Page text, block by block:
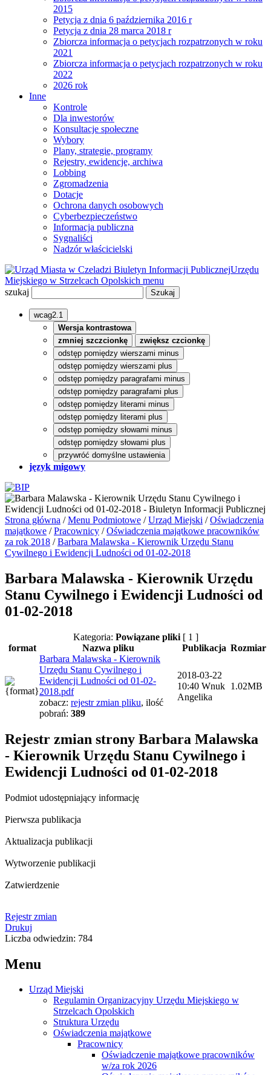
2015
Petycja z dnia 6 października 2016 r
Petycja z dnia 28 marca 2018 r
Zbiorcza informacja o petycjach rozpatrzonych w roku
2021
Zbiorcza informacja o petycjach rozpatrzonych w roku
2022
2026 rok
Inne
Kontrole
Dla inwestorów
Konsultacje społeczne
Wybory
Plany, strategie, programy
Rejestry, ewidencje, archiwa
Lobbing
Zgromadzenia
Dotacje
Ochrona danych osobowych
Cyberbezpieczeństwo
Informacja publiczna
Sygnaliści
Nadzór właścicielski
Biuletyn Informacji PublicznejUrzędu
Miejskiego w Strzelcach Opolskich menu
szukaj
wcag2.1
Wersja kontrastowa
zmniej szczcionkę
zwiększ czcionkę
odstęp pomiędzy wierszami minus
odstęp pomiędzy wierszami plus
odstęp pomiędzy paragrafami minus
odstęp pomiędzy paragrafami plus
odstęp pomiędzy literami minus
odstęp pomiędzy literami plus
odstęp pomiędzy słowami minus
odstęp pomiędzy słowami plus
przywróć domyślne ustawienia
język migowy
Strona główna /Menu Podmiotowe /Urząd Miejski /Oświadczenia
majątkowe /Pracownicy /Oświadczenia majątkowe pracowników
za rok 2018 /Barbara Malawska - Kierownik Urzędu Stanu
Cywilnego i Ewidencji Ludności od 01-02-2018
Barbara Malawska - Kierownik Urzędu
Stanu Cywilnego i Ewidencji Ludności od
01-02-2018
Kategoria: Powiązane pliki[ 1 ]
format
Nazwa pliku Publikacja Rozmiar
Barbara Malawska - Kierownik
Urzędu Stanu Cywilnego i
Ewidencji Ludności od 01-02-
2018.pdf
zobacz: rejestr zmian pliku, ilość
pobrań: 389
2018-03-22
10:40 Wnuk
Angelika
1.02MB
Rejestr zmian strony Barbara Malawska
- Kierownik Urzędu Stanu Cywilnego i
Ewidencji Ludności od 01-02-2018
Podmiot udostępniający informację
Pierwsza publikacja
Aktualizacja publikacji
Wytworzenie publikacji
Zatwierdzenie
Rejestr zmian
Drukuj
Liczba odwiedzin: 784
Menu
Urząd Miejski
Regulamin Organizacyjny Urzędu Miejskiego w
Strzelcach Opolskich
Struktura Urzędu
Oświadczenia majątkowe
Pracownicy
Oświadczenie majątkowe pracowników
w/za rok 2026